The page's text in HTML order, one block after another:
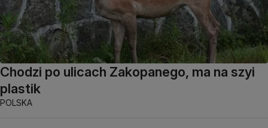
Chodzi po ulicach Zakopanego, ma na szyi
plastik
POLSKA